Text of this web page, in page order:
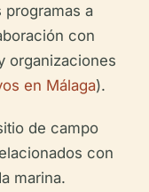
programas a
con
organizaciones
en Málaga).
de campo
con
marina.